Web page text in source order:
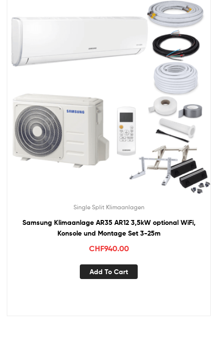
Single Split Klimaanlagen
Samsung Klimaanlage AR35 AR12 3,5kW optional WiFi,
Konsole und Montage Set 3-25m
CHF940.00
Add To Cart